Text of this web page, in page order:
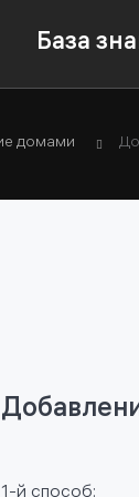
База
домами
1-й способ: